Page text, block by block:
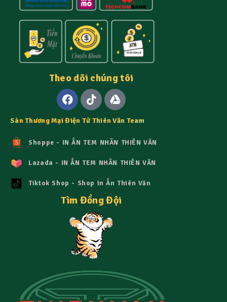
Theo dõi chúng tôi
Sàn Thương Mại Điện Tử Thiên Văn Team
Shoppe - IN ẤN TEM NHÃN THIÊN VĂN
Lazada - IN ẤN TEM NHÃN THIÊN VĂN
Tiktok Shop - Shop in Ấn Thiên Văn
Tìm Đồng Đội